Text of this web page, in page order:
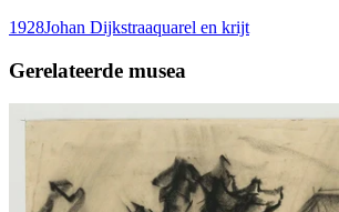
1928Johan Dijkstraaquarel en krijt
Gerelateerde musea